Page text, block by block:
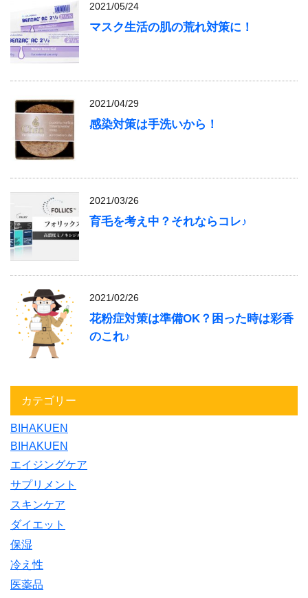
2021/05/24
マスク生活の肌の荒れ対策に！
2021/04/29
感染対策は手洗いから！
2021/03/26
育毛を考え中？それならコレ♪
2021/02/26
花粉症対策は準備OK？困った時は彩香
のこれ♪
カテゴリー
BIHAKUEN
BIHAKUEN
エイジングケア
サプリメント
スキンケア
ダイエット
保湿
冷え性
医薬品